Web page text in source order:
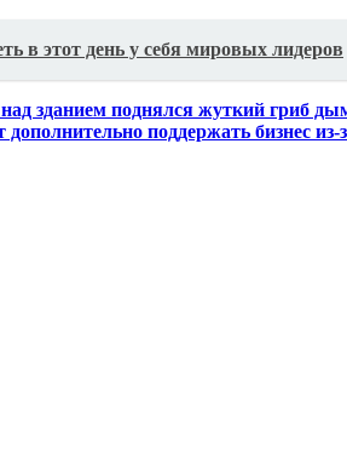
в этот день у себя мировых лидеров
зданием поднялся жуткий гриб
поддержать бизнес из-